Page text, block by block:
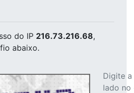
do IP 216.73.216.68,
abaixo.
Digite
lado no